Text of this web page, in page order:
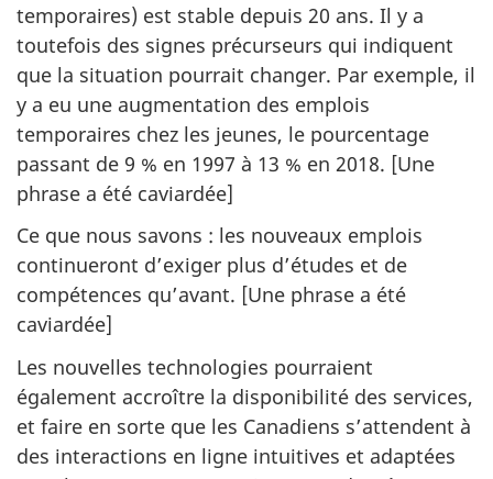
temporaires) est stable depuis 20 ans. Il y a
toutefois des signes précurseurs qui indiquent
que la situation pourrait changer. Par exemple, il
y a eu une augmentation des emplois
temporaires chez les jeunes, le pourcentage
passant de 9 % en 1997 à 13 % en 2018. [Une
phrase a été caviardée]
Ce que nous savons : les nouveaux emplois
continueront d’exiger plus d’études et de
compétences qu’avant. [Une phrase a été
caviardée]
Les nouvelles technologies pourraient
également accroître la disponibilité des services,
et faire en sorte que les Canadiens s’attendent à
des interactions en ligne intuitives et adaptées